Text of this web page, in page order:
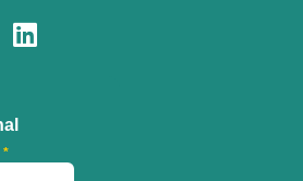
*